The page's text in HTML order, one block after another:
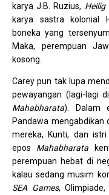
karya J.B. Ruzius, Heilig
karya sastra kolonial
boneka yang
Maka, perempuan
kosong.
Carey pun tak lupa
pewayangan (lagi-lagi
Mahabharata). Dalam
Pandawa mengabdikan
mereka, Kunti, dan
epos Mahabharata
perempuan hebat di
kalau sedang musim
SEA Games,